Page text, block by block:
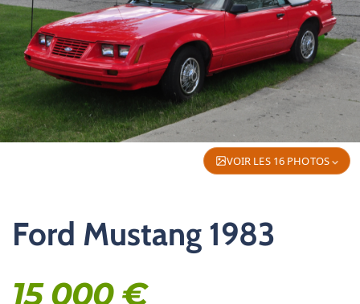
VOIR LES 16 PHOTOS
Ford Mustang 1983
15 000€